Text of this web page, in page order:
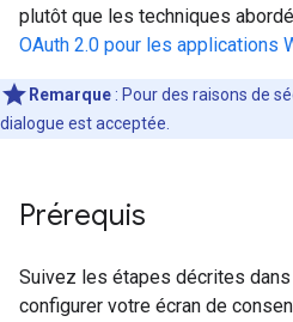
plutôt que les techniques
OAuth 2.0 pour les applications
Remarque : Pour des raisons de
dialogue est acceptée.
Prérequis
Suivez les étapes décrites dans
configurer votre écran de